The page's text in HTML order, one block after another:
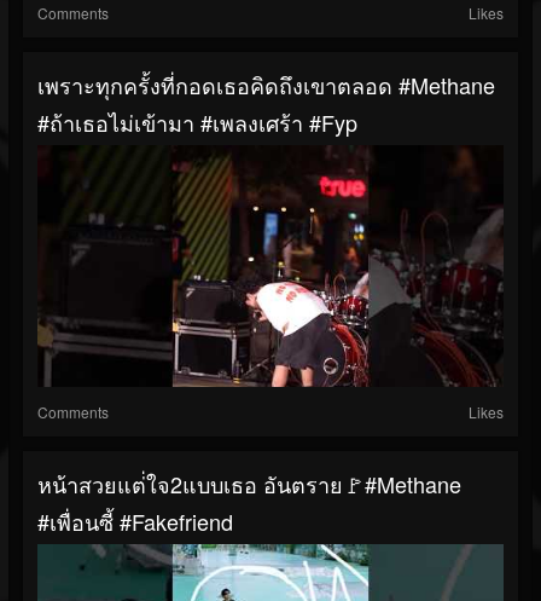
Comments Likes
เพราะทุกครั้งที่กอดเธอคิดถึงเขาตลอด #Methane
#ถ้าเธอไม่เข้ามา #เพลงเศร้า #fyp
Comments Likes
หน้าสวยแต่่ใจ2แบบเธอ อันตราย🚩#Methane
#เพื่อนซี้ #Fakefriend